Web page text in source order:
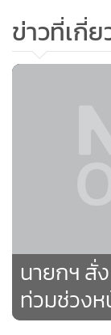
ดาบตำรวจ พิทักษ์
ข่าวที่เกี่
นายกฯ สั่
ท่วมช่วง